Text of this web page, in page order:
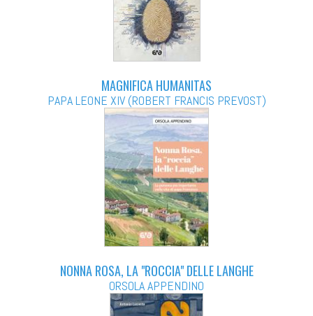
MAGNIFICA HUMANITAS
PAPA LEONE XIV (ROBERT FRANCIS PREVOST)
NONNA ROSA, LA "ROCCIA" DELLE LANGHE
ORSOLA APPENDINO